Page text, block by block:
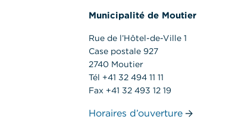
Municipalité de Moutier
Rue de l’Hôtel-de-Ville 1
Case postale 927
2740 Moutier
Tél +41 32 494 11 11
Fax +41 32 493 12 19
Horaires d’ouverture